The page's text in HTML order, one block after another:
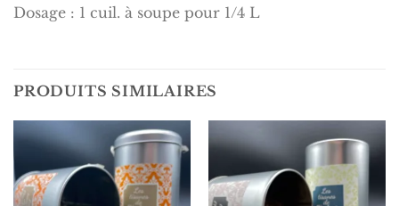
Dosage : 1 cuil. à soupe pour 1/4 L
PRODUITS SIMILAIRES